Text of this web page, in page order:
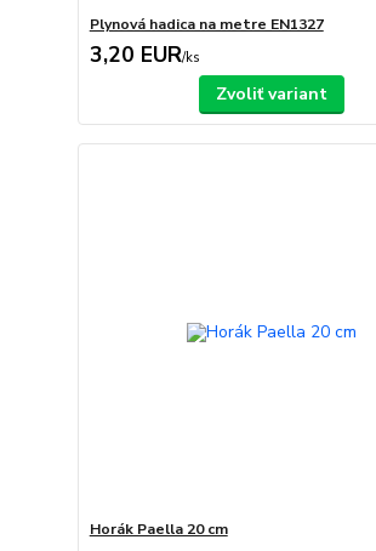
Plynová hadica na metre EN1327
3,20 EUR/ks
Zvoliť variant
Horák Paella 20 cm